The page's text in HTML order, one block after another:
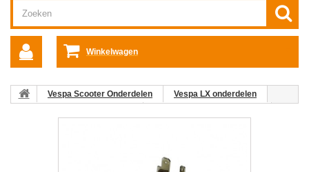
Winkelwagen
Vespa Scooter Onderdelen
Vespa LX onderdelen